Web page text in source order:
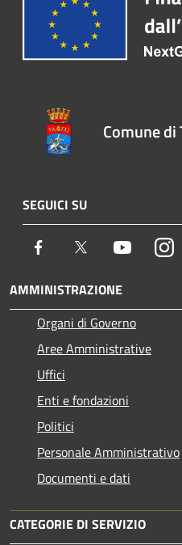
Comune di
SEGUICI SU
Facebook Twitter Youtube
AMMINISTRAZIONE
Organi di Governo
Aree Amministrative
Uffici
Enti e fondazioni
Politici
Personale Amministrativo
Documenti e dati
CATEGORIE DI SERVIZIO